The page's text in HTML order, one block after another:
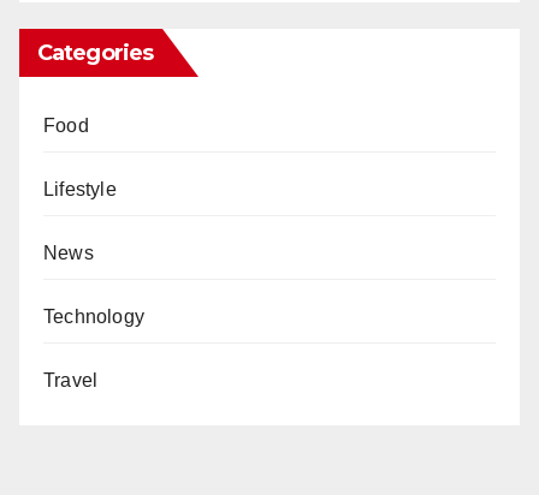
Categories
Food
Lifestyle
News
Technology
Travel